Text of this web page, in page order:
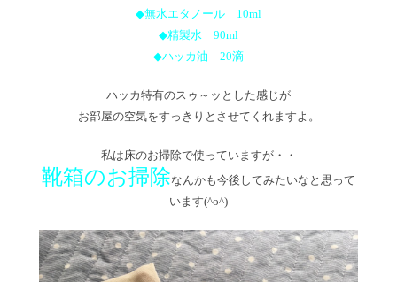
◆無水エタノール 10ml
◆精製水 90ml
◆ハッカ油 20滴
ハッカ特有のスゥ～ッとした感じが
お部屋の空気をすっきりとさせてくれますよ。
私は床のお掃除で使っていますが・・
靴箱のお掃除なんかも今後してみたいなと思って
います(^o^)